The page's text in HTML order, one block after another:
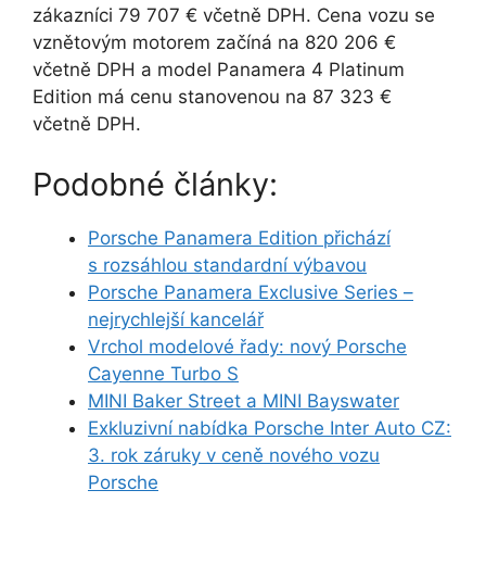
zákazníci 79 707 € včetně DPH. Cena vozu se
vznětovým motorem začíná na 820 206 €
včetně DPH a model Panamera 4 Platinum
Edition má cenu stanovenou na 87 323 €
včetně DPH.
Podobné články:
Porsche Panamera Edition přichází
s rozsáhlou standardní výbavou
Porsche Panamera Exclusive Series –
nejrychlejší kancelář
Vrchol modelové řady: nový Porsche
Cayenne Turbo S
MINI Baker Street a MINI Bayswater
Exkluzivní nabídka Porsche Inter Auto CZ:
3. rok záruky v ceně nového vozu
Porsche